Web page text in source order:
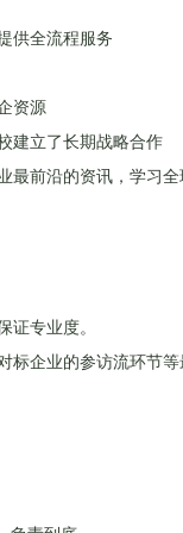
供全流程服务
资源
建立了长期战略合作
前沿的资讯，学习
证专业度。
企业的参访流环节